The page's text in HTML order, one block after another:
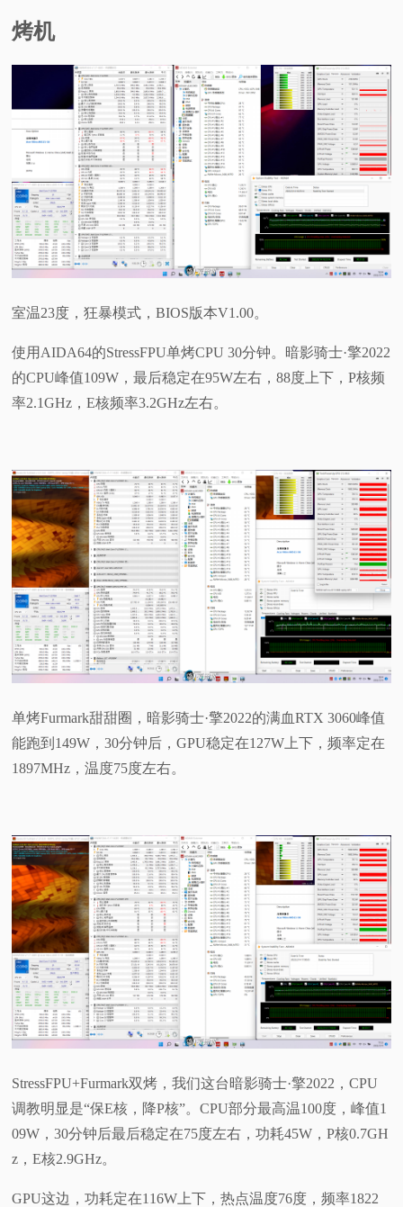
烤机
室温23度，狂暴模式，BIOS版本V1.00。
使用AIDA64的StressFPU单烤CPU 30分钟。暗影骑士·擎2022
的CPU峰值109W，最后稳定在95W左右，88度上下，P核频
率2.1GHz，E核频率3.2GHz左右。
单烤Furmark甜甜圈，暗影骑士·擎2022的满血RTX 3060峰值
能跑到149W，30分钟后，GPU稳定在127W上下，频率定在
1897MHz，温度75度左右。
StressFPU+Furmark双烤，我们这台暗影骑士·擎2022，CPU
调教明显是“保E核，降P核”。CPU部分最高温100度，峰值1
09W，30分钟后最后稳定在75度左右，功耗45W，P核0.7GH
z，E核2.9GHz。
GPU这边，功耗定在116W上下，热点温度76度，频率1822